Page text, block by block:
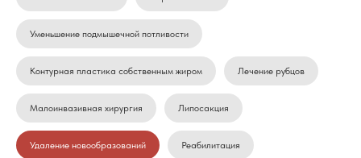
Уменьшение подмышечной потливости
Контурная пластика собственным жиром Лечение рубцов
Малоинвазивная хирургия Липосакция
Удаление новообразований Реабилитация